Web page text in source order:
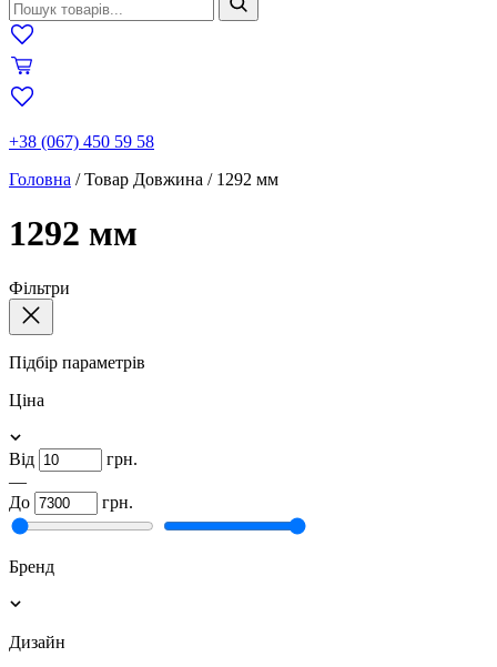
+38 (067) 450 59 58
Головна /Товар Довжина / 1292 мм
1292 мм
Фільтри
Підбір параметрів
Ціна
Від
грн.
—
До
грн.
Бренд
Дизайн